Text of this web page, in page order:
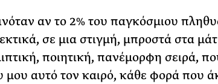
αν το 2% του παγκόσμιου
σε μια στιγμή, μπροστά στα
ποιητική, πανέμορφη σειρά,
μου αυτό τον καιρό, κάθε φορά που